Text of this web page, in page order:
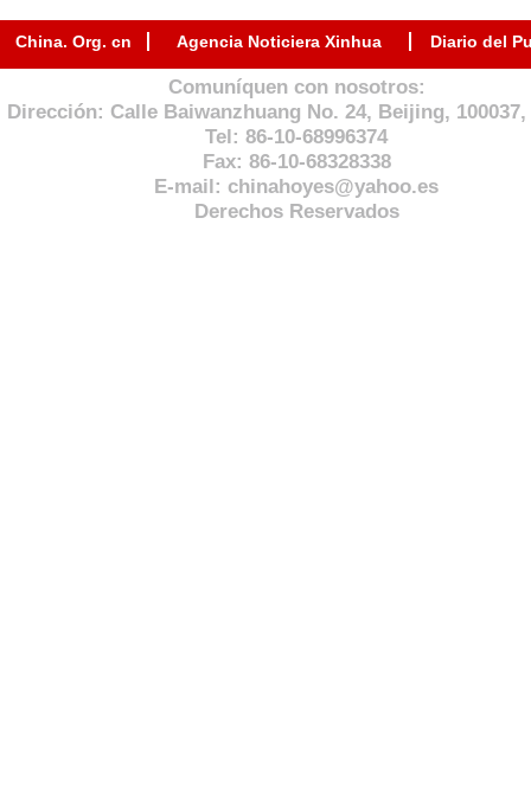
China. Org. cn Agencia Noticiera Xinhua Diario del
Comuníquen con nosotros:
Dirección: Calle Baiwanzhuang No. 24, Beijing, 100037,
Tel: 86-10-68996374
Fax: 86-10-68328338
E-mail: chinahoyes@yahoo.es
Derechos Reservados